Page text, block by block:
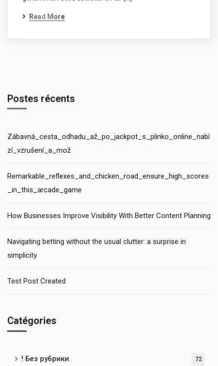
Read More
Postes récents
Zábavná_cesta_odhadu_až_po_jackpot_s_plinko_online_nabí
zí_vzrušení_a_mož
Remarkable_reflexes_and_chicken_road_ensure_high_scores
_in_this_arcade_game
How Businesses Improve Visibility With Better Content Planning
Navigating betting without the usual clutter: a surprise in
simplicity
Test Post Created
Catégories
! Без рубрики 72